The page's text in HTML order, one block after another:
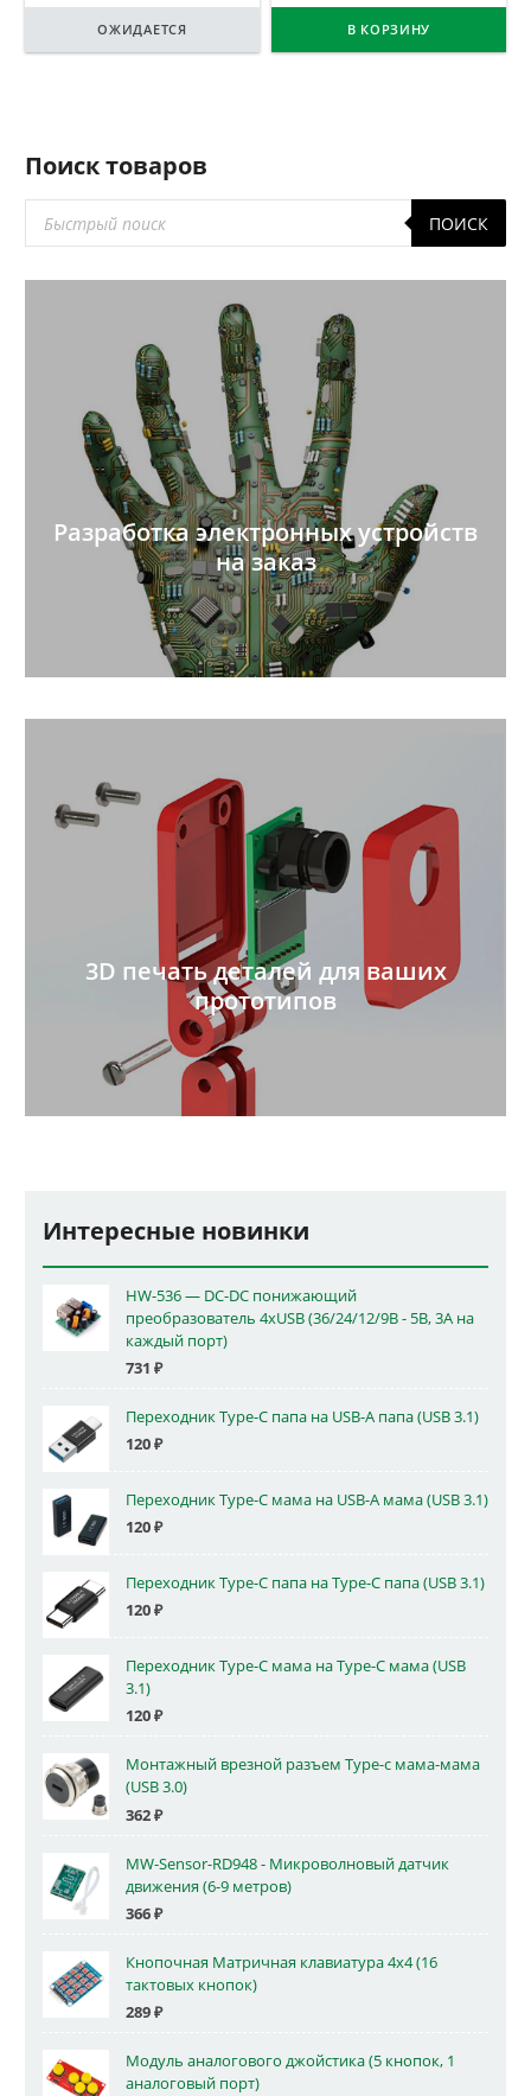
ОЖИДАЕТСЯ В КОРЗИНУ
Поиск товаров
товаров
ПОИСК
Разработка электронных устройств
на заказ
3D печать деталей для ваших
прототипов
Интересные новинки
HW-536 — DC-DC понижающий
преобразователь 4xUSB (36/24/12/9В - 5В, 3А на
каждый порт)
731 ₽
Переходник Type-C папа на USB-A папа (USB 3.1)
120₽
Переходник Type-C мама на USB-A мама (USB 3.1)
120₽
Переходник Type-C папа на Type-C папа (USB 3.1)
120₽
Переходник Type-C мама на Type-C мама (USB
3.1)
120₽
Монтажный врезной разъем Type-c мама-мама
(USB 3.0)
362₽
MW-Sensor-RD948 - Микроволновый датчик
движения (6-9 метров)
366₽
Кнопочная Матричная клавиатура 4x4 (16
тактовых кнопок)
289₽
Модуль аналогового джойстика (5 кнопок, 1
аналоговый порт)